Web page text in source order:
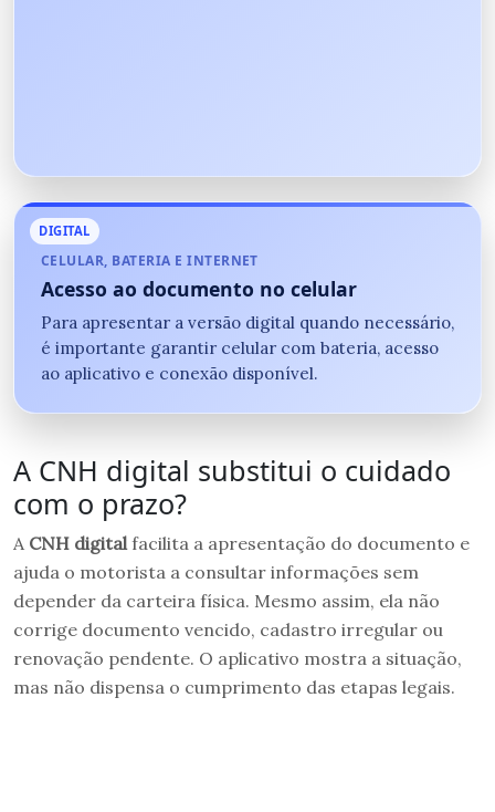
DIGITAL
CELULAR, BATERIA E INTERNET
Acesso ao documento no celular
Para apresentar a versão digital quando necessário,
é importante garantir celular com bateria, acesso
ao aplicativo e conexão disponível.
A CNH digital substitui o cuidado
com o prazo?
A CNH digitalfacilita a apresentação do documento e
ajuda o motorista a consultar informações sem
depender da carteira física. Mesmo assim, ela não
corrige documento vencido, cadastro irregular ou
renovação pendente. O aplicativo mostra a situação,
mas não dispensa o cumprimento das etapas legais.